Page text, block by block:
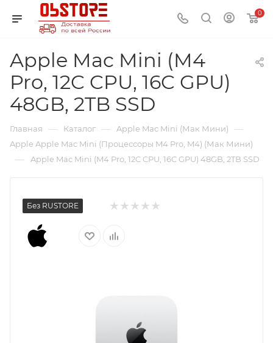
0
Apple Mac Mini (M4
Pro, 12C CPU, 16C GPU)
48GB, 2TB SSD
Главная — Каталог — Apple Mac Mini (Мак Мини) —
Apple Apple Mac Mini (Процессоры M4 Pro, M4) (Мак Мини)
— Apple Mac Mini (M4 Pro, 12C CPU, 16C GPU) 48GB, 2TB SSD
Без RUSTORE